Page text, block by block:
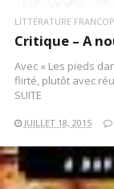
LITTÉRATURE
Critique – A
Avec « Les pieds
flirté, plutôt avec
SUITE
JUILLET 18, 2015